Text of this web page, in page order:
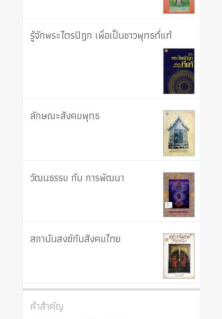
รู้จักพระไตรปิฎก เพื่อเป็นชาวพุทธที่แท้
ลักษณะสังคมพุทธ
วัฒนธรรม กับ การพัฒนา
สถาบันสงฆ์กับสังคมไทย
คำสำคัญ